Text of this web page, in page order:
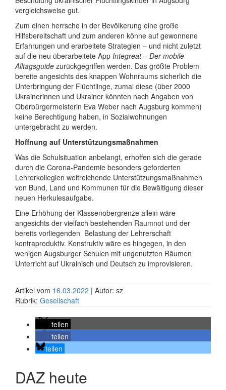
vergleichsweise gut.
Zum einen herrsche in der Bevölkerung eine große
Hilfsbereitschaft und zum anderen könne auf gewonnene
Erfahrungen und erarbeitete Strategien – und nicht zuletzt
auf die neu überarbeitete App Integreat – Der mobile
Alltagsguide zurückgegriffen werden. Das größte Problem
bereite angesichts des knappen Wohnraums sicherlich die
Unterbringung der Flüchtlinge, zumal diese (über 2000
Ukrainerinnen und Ukrainer könnten nach Angaben von
Oberbürgermeisterin Eva Weber nach Augsburg kommen)
keine Berechtigung haben, in Sozialwohnungen
untergebracht zu werden.
Hoffnung auf Unterstützungsmaßnahmen
Was die Schulsituation anbelangt, erhoffen sich die gerade
durch die Corona-Pandemie besonders geforderten
Lehrerkollegien weitreichende Unterstützungsmaßnahmen
von Bund, Land und Kommunen für die Bewältigung dieser
neuen Herkulesaufgabe.
Eine Erhöhung der Klassenobergrenze allein wäre
angesichts der vielfach bestehenden Raumnot und der
bereits vorliegenden Belastung der Lehrerschaft
kontraproduktiv. Konstruktiv wäre es hingegen, in den
wenigen Augsburger Schulen mit ungenutzten Räumen
Unterricht auf Ukrainisch und Deutsch zu improvisieren.
Artikel vom 16.03.2022 | Autor: sz
Rubrik: Gesellschaft
teilen
teilen
teilen
DAZ heute